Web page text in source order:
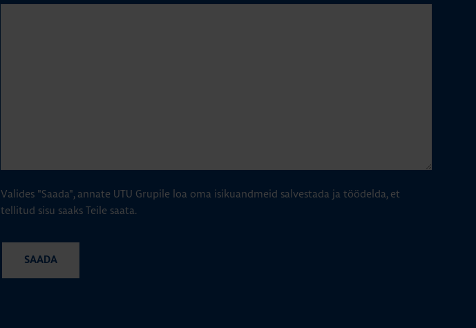
Valides "Saada", annate UTU Grupile loa oma isikuandmeid salvestada ja töödelda, et
tellitud sisu saaks Teile saata.